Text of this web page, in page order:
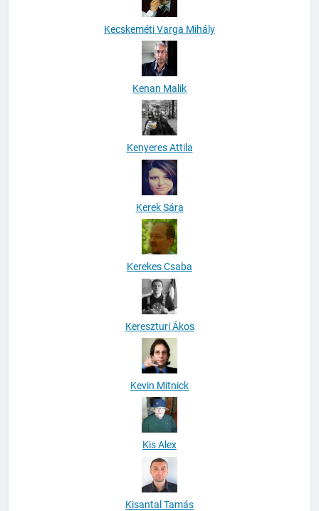
Kecskeméti Varga Mihály
Kenan Malik
Kenyeres Attila
Kerek Sára
Kerekes Csaba
Kereszturi Ákos
Kevin Mitnick
Kis Alex
Kisantal Tamás